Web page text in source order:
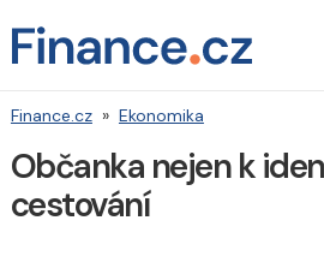
Finance.cz » Ekonomika
Občanka nejen k
cestování